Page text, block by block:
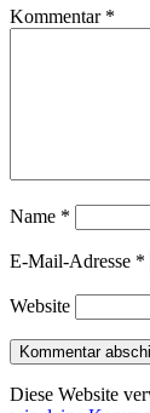
Kommentar *
Name *
E-Mail-Adresse *
Website
Diese Website